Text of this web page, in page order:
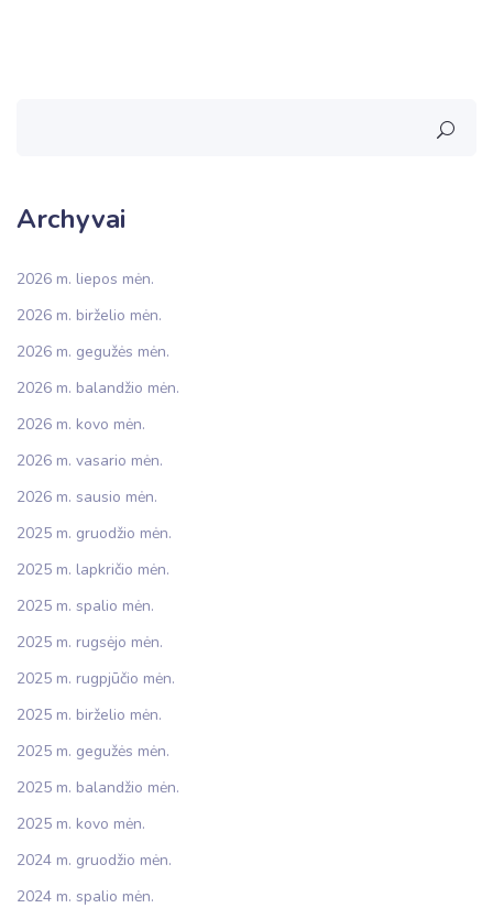
Archyvai
2026 m. liepos mėn.
2026 m. birželio mėn.
2026 m. gegužės mėn.
2026 m. balandžio mėn.
2026 m. kovo mėn.
2026 m. vasario mėn.
2026 m. sausio mėn.
2025 m. gruodžio mėn.
2025 m. lapkričio mėn.
2025 m. spalio mėn.
2025 m. rugsėjo mėn.
2025 m. rugpjūčio mėn.
2025 m. birželio mėn.
2025 m. gegužės mėn.
2025 m. balandžio mėn.
2025 m. kovo mėn.
2024 m. gruodžio mėn.
2024 m. spalio mėn.